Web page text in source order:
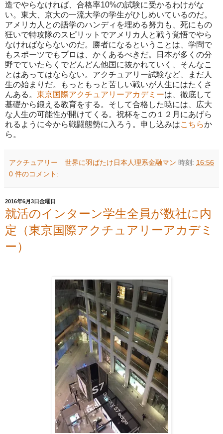
造でやらなければ、合格率10%の試験に受かるわけがな
い。東大、京大の一流大学の学生がひしめいているのだ。
アメリカ人との語学のハンディを埋める努力も、死にもの
狂いで特攻隊のスピリットでアメリカ人と戦う覚悟でやら
なければならないのだ。勝者になるということは、学問で
もスポーツでもプロは、かくあるべきだ。日本が多くの分
野でていたらくでどんどん他国に抜かれていく、そんなこ
とはあってはならない。アクチュアリー試験など、まだ人
生の始まりだ。もっともっと苦しい戦いが人生にはたくさ
んある。 東京国際アクチュアリーアカデミーは、徹底して
基礎から鍛える教育をする。そして合格した暁には、広大
な人生の可能性が開けてくる。祝杯をこの１２月にあげら
れるように今から戦闘態勢に入ろう。申し込みはこちらか
ら。
アクチュアリー 世界に羽ばたけ日本人理系金融マン 時刻: 16:56
0 件のコメント:
2016年6月3日金曜日
就活のインターン学生全員が数社に内
定（東京国際アクチュアリーアカデミ
ー）